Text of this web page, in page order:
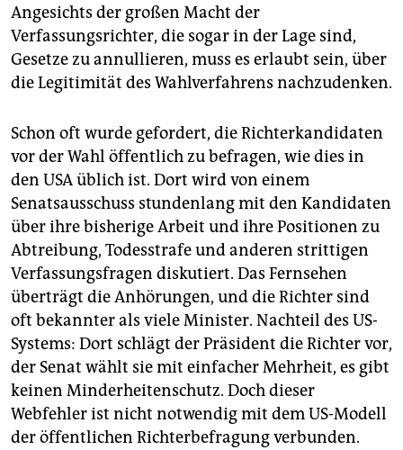
Angesichts der großen Macht der
Verfassungsrichter, die sogar in der Lage sind,
Gesetze zu annullieren, muss es erlaubt sein, über
die Legitimität des Wahlverfahrens nachzudenken.
Schon oft wurde gefordert, die Richterkandidaten
vor der Wahl öffentlich zu befragen, wie dies in
den USA üblich ist. Dort wird von einem
Senatsausschuss stundenlang mit den Kandidaten
über ihre bisherige Arbeit und ihre Positionen zu
Abtreibung, Todesstrafe und anderen strittigen
Verfassungsfragen diskutiert. Das Fernsehen
überträgt die Anhörungen, und die Richter sind
oft bekannter als viele Minister. Nachteil des US-
Systems: Dort schlägt der Präsident die Richter vor,
der Senat wählt sie mit einfacher Mehrheit, es gibt
keinen Minderheitenschutz. Doch dieser
Webfehler ist nicht notwendig mit dem US-Modell
der öffentlichen Richterbefragung verbunden.